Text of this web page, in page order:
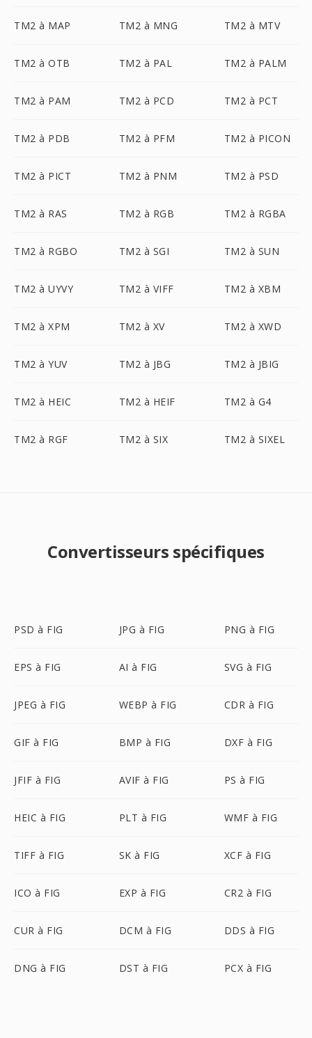
TM2 à MAP TM2 à MNG TM2 à MTV
TM2 à OTB TM2 à PAL TM2 à PALM
TM2 à PAM TM2 à PCD TM2 à PCT
TM2 à PDB TM2 à PFM TM2 à PICON
TM2 à PICT TM2 à PNM TM2 à PSD
TM2 à RAS TM2 à RGB TM2 à RGBA
TM2 à RGBO TM2 à SGI TM2 à SUN
TM2 à UYVY TM2 à VIFF TM2 à XBM
TM2 à XPM TM2 à XV TM2 à XWD
TM2 à YUV TM2 à JBG TM2 à JBIG
TM2 à HEIC TM2 à HEIF TM2 à G4
TM2 à RGF TM2 à SIX TM2 à SIXEL
Convertisseurs spécifiques
PSD à FIG JPG à FIG PNG à FIG
EPS à FIG AI à FIG SVG à FIG
JPEG à FIG WEBP à FIG CDR à FIG
GIF à FIG BMP à FIG DXF à FIG
JFIF à FIG AVIF à FIG PS à FIG
HEIC à FIG PLT à FIG WMF à FIG
TIFF à FIG SK à FIG XCF à FIG
ICO à FIG EXP à FIG CR2 à FIG
CUR à FIG DCM à FIG DDS à FIG
DNG à FIG DST à FIG PCX à FIG